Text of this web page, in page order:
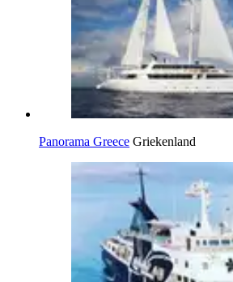
Panorama Greece Griekenland